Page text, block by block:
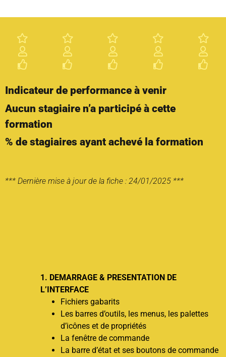
Indicateur de performance à venir
Aucun stagiaire n’a participé à cette
formation
% de stagiaires ayant achevé la formation
*** Dernière mise à jour de la fiche : 24/01/2025 ***
1. DEMARRAGE & PRESENTATION DE
L’INTERFACE
Fichiers gabarits
Les barres d’outils, les menus, les palettes
d’icônes et de propriétés
La fenêtre de commande
La barre d’état et ses boutons de commande